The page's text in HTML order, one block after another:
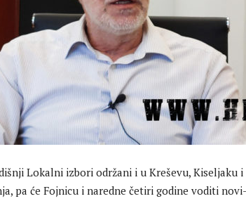
Lokalni izbori održani i u Kreševu,
pa će Fojnicu i naredne četiri godine voditi